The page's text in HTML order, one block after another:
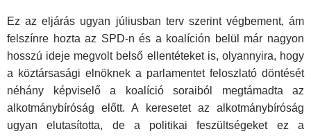
Ez az eljárás ugyan júliusban terv szerint végbement, ám
felszínre hozta az SPD-n és a koalíción belül már nagyon
hosszú ideje megvolt belső ellentéteket is, olyannyira, hogy
a köztársasági elnöknek a parlamentet feloszlató döntését
néhány képviselő a koalíció soraiból megtámadta az
alkotmánybíróság előtt. A keresetet az alkotmánybíróság
ugyan elutasította, de a politikai feszültségeket ez a